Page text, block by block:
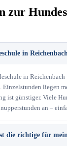
zur
in
in Reichenbach
Einzelstunden liegen
ist günstiger. Viele
an –
die richtige für